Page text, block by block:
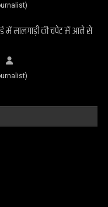
में मालगाड़ी की चपेट में आने से